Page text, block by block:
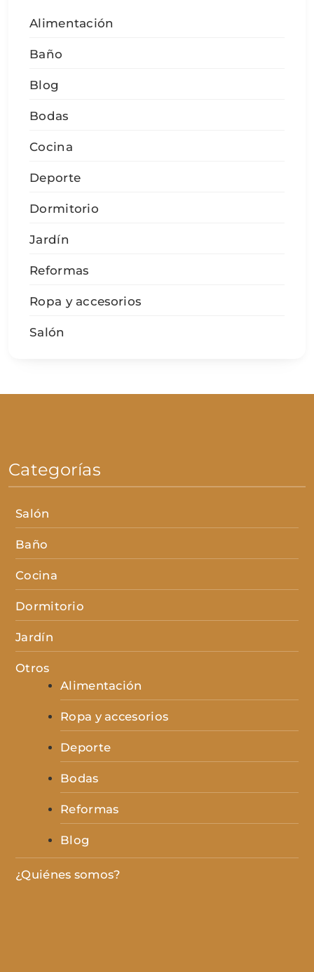
Alimentación
Baño
Blog
Bodas
Cocina
Deporte
Dormitorio
Jardín
Reformas
Ropa y accesorios
Salón
Categorías
Salón
Baño
Cocina
Dormitorio
Jardín
Otros
Alimentación
Ropa y accesorios
Deporte
Bodas
Reformas
Blog
¿Quiénes somos?